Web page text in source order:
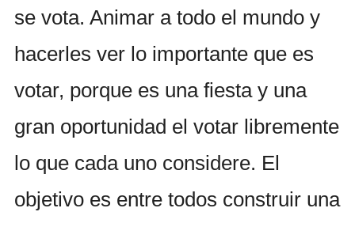
se vota. Animar a todo el mundo y
hacerles ver lo importante que es
votar, porque es una fiesta y una
gran oportunidad el votar libremente
lo que cada uno considere. El
objetivo es entre todos construir una